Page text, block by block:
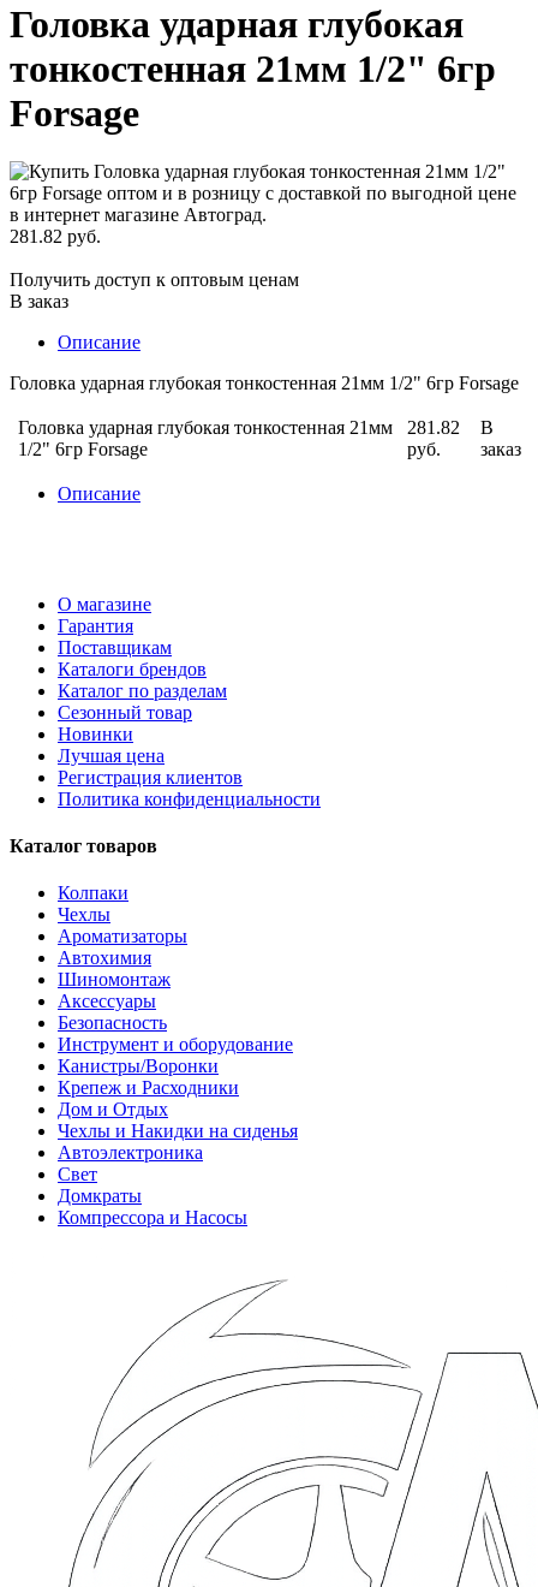
Головка ударная глубокая
тонкостенная 21мм 1/2" 6гр
Forsage
281.82 руб.
Получить доступ к оптовым ценам
В заказ
Описание
Головка ударная глубокая тонкостенная 21мм 1/2" 6гр Forsage
Головка ударная глубокая тонкостенная 21мм
1/2" 6гр Forsage
281.82
руб.
В
заказ
Описание
О магазине
Гарантия
Поставщикам
Каталоги брендов
Каталог по разделам
Сезонный товар
Новинки
Лучшая цена
Регистрация клиентов
Политика конфиденциальности
Каталог товаров
Колпаки
Чехлы
Ароматизаторы
Автохимия
Шиномонтаж
Аксессуары
Безопасность
Инструмент и оборудование
Канистры/Воронки
Крепеж и Расходники
Дом и Отдых
Чехлы и Накидки на сиденья
Автоэлектроника
Свет
Домкраты
Компрессора и Насосы